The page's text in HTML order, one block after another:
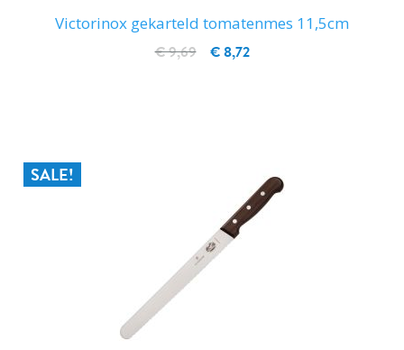
Victorinox gekarteld tomatenmes 11,5cm
€ 8,72
€ 9,69
SALE!